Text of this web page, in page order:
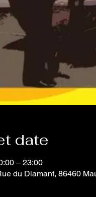
date
– 23:00
du Diamant, 86460